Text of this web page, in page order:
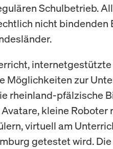
Schulbetrieb.
nicht bindenden
Möglichkeiten zur
rheinland-pfälzische
kleine Roboter
virtuell am
getestet wird.